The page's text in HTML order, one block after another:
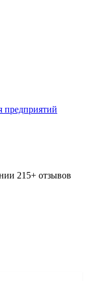
предприятий
215+ отзывов